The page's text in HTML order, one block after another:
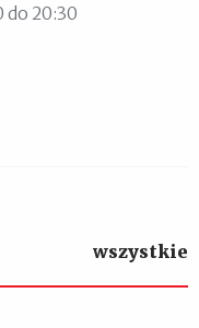
do 20:30
wszystkie